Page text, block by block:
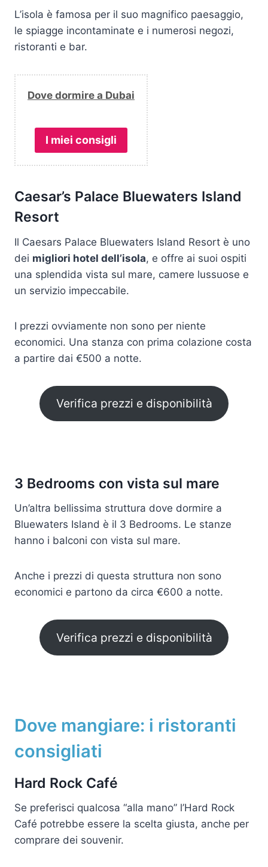
L’isola è famosa per il suo magnifico paesaggio,
le spiagge incontaminate e i numerosi negozi,
ristoranti e bar.
Dove dormire a Dubai
I miei consigli
Caesar’s Palace Bluewaters Island
Resort
Il Caesars Palace Bluewaters Island Resort è uno
dei migliori hotel dell’isola, e offre ai suoi ospiti
una splendida vista sul mare, camere lussuose e
un servizio impeccabile.
I prezzi ovviamente non sono per niente
economici. Una stanza con prima colazione costa
a partire dai €500 a notte.
Verifica prezzi e disponibilità
3 Bedrooms con vista sul mare
Un’altra bellissima struttura dove dormire a
Bluewaters Island è il 3 Bedrooms. Le stanze
hanno i balconi con vista sul mare.
Anche i prezzi di questa struttura non sono
economici e partono da circa €600 a notte.
Verifica prezzi e disponibilità
Dove mangiare: i ristoranti
consigliati
Hard Rock Café
Se preferisci qualcosa “alla mano” l’Hard Rock
Café potrebbe essere la scelta giusta, anche per
comprare dei souvenir.